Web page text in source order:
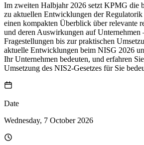
Im zweiten Halbjahr 2026 setzt KPMG die
zu aktuellen Entwicklungen der
einen kompakten Überblick über relevante
und deren Auswirkungen auf Unternehmen
Fragestellungen bis zur praktischen
aktuelle Entwicklungen beim NISG 2026
Ihr Unternehmen bedeuten, und erfahren
Umsetzung des NIS2-Gesetzes für Sie
Date
Wednesday, 7 October 2026